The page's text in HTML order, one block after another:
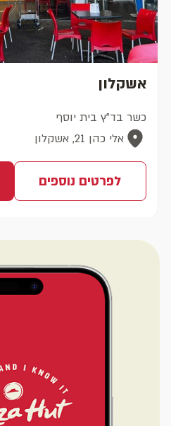
אשקלון
כשר בד"ץ בית יוסף
אלי כהן 21, אשקלון
לפרטים נוספים